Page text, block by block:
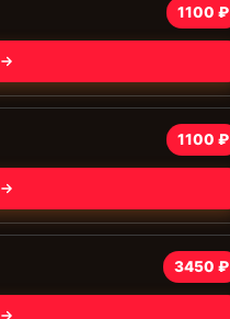
1100 ₽
1100 ₽
3450 ₽